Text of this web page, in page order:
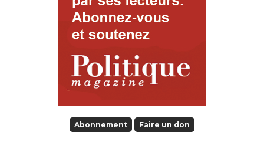
Abonnement Faire un don